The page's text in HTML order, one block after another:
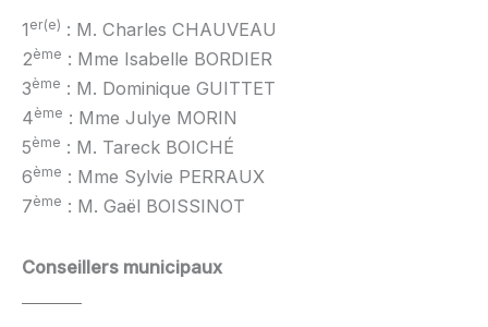
1 er(e) : M. Charles CHAUVEAU
2ème : Mme Isabelle BORDIER
3ème : M. Dominique GUITTET
4ème : Mme Julye MORIN
5ème : M. Tareck BOICHÉ
6ème : Mme Sylvie PERRAUX
7ème : M. Gaël BOISSINOT
Conseillers municipaux